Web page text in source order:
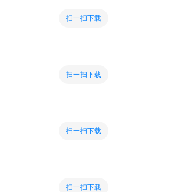
扫一扫下载
扫一扫下载
扫一扫下载
扫一扫下载